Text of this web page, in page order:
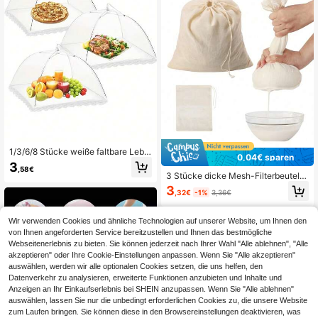
1/3/6/8 Stücke weiße faltbare Lebe
nsmittelabdeckung aus Mesh, multi
funktionale Anti-Insekten-Lebensm
bdichte Lebensmittelabdeckung, pe
Picknicks und Grillfeste, schützt Le
bensmittel vor Insekten und Schmut
z und verhindert, dass Fliegen und
Mücken sich dem Essen nähern, ge
eignet für Küche, Esszimmer und Pa
rty-Picknicks.
3 ,58€
0,04€ sparen
3 Stücke dicke Mesh-Filterbeutel,
geeignet zum Filtern von Suppe, Ein
topf, Kräutern, Sojamilch, Küchenfilt
er-Set, feines Mesh-Design, unverz
deales Küchengeschenk, platzspar
end, Weihnachtsküchen-Geschenk
3 ,32€ -1% 3,36€
Wir verwenden Cookies und ähnliche Technologien auf unserer Website, um Ihnen den
von Ihnen angeforderten Service bereitzustellen und Ihnen das bestmögliche
Webseitenerlebnis zu bieten. Sie können jederzeit nach Ihrer Wahl "Alle ablehnen", "Alle
akzeptieren" oder Ihre Cookie-Einstellungen anpassen. Wenn Sie "Alle akzeptieren"
auswählen, werden wir alle optionalen Cookies setzen, die uns helfen, den
Datenverkehr zu analysieren, erweiterte Funktionen anzubieten und Inhalte und
Anzeigen an Ihr Einkaufserlebnis bei SHEIN anzupassen. Wenn Sie "Alle ablehnen"
auswählen, lassen Sie nur die unbedingt erforderlichen Cookies zu, die unsere Website
zum Laufen bringen. Sie können diese in den Browsereinstellungen deaktivieren, was